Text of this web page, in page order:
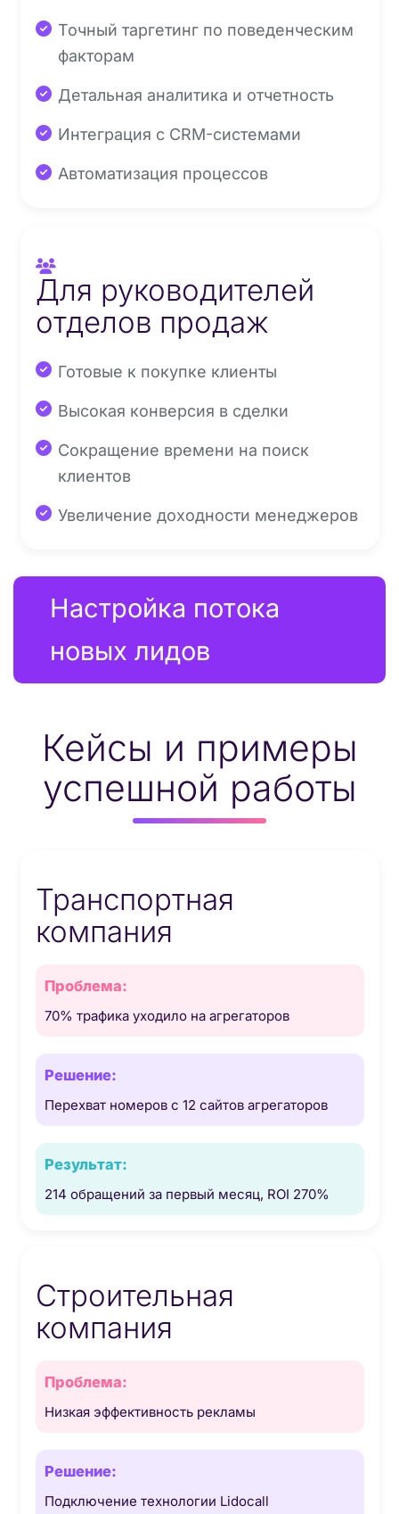
Точный таргетинг по поведенческим
факторам
Детальная аналитика и отчетность
Интеграция с CRM-системами
Автоматизация процессов
Для руководителей
отделов продаж
Готовые к покупке клиенты
Высокая конверсия в сделки
Сокращение времени на поиск
клиентов
Увеличение доходности менеджеров
Настройка потока
новых лидов
Кейсы и примеры
успешной работы
Транспортная
компания
70% трафика уходило на агрегаторов
Перехват номеров с 12 сайтов агрегаторов
214 обращений за первый месяц, ROI 270%
Строительная
компания
Низкая эффективность рекламы
Подключение технологии Lidocall